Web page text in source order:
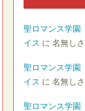
聖ロマンス学
イス に 名無し
聖ロマンス学
イス に 名無し
聖ロマンス学